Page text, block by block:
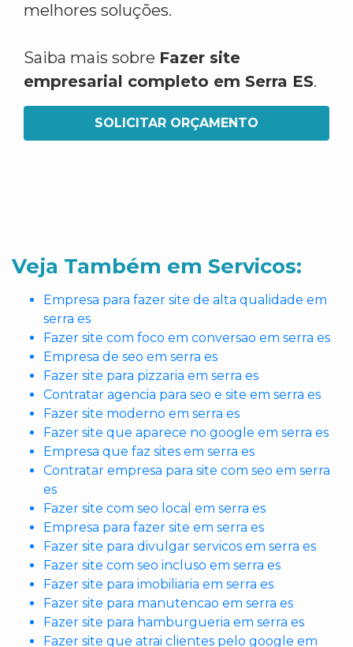
melhores soluções.
Saiba mais sobre Fazer site
empresarial completo em Serra ES.
SOLICITAR ORÇAMENTO
Veja Também em Servicos:
Empresa para fazer site de alta qualidade em
serra es
Fazer site com foco em conversao em serra es
Empresa de seo em serra es
Fazer site para pizzaria em serra es
Contratar agencia para seo e site em serra es
Fazer site moderno em serra es
Fazer site que aparece no google em serra es
Empresa que faz sites em serra es
Contratar empresa para site com seo em serra
es
Fazer site com seo local em serra es
Empresa para fazer site em serra es
Fazer site para divulgar servicos em serra es
Fazer site com seo incluso em serra es
Fazer site para imobiliaria em serra es
Fazer site para manutencao em serra es
Fazer site para hamburgueria em serra es
Fazer site que atrai clientes pelo google em